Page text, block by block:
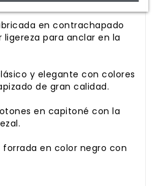
en contrachapado
para anclar en la
y elegante con colores
de gran calidad.
en capitoné con la
en color negro con